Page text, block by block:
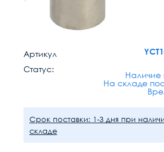
Код: 246788
Артикул
Статус:
Наличие
На складе
Срок поставки: 1-3 дня при
складе